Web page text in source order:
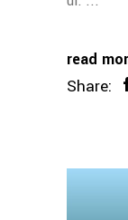
read
Share: